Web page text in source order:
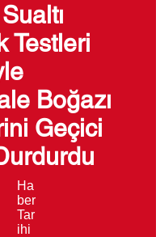
Testleri
Boğazı
Geçici
Ha
ber
Tar
ihi